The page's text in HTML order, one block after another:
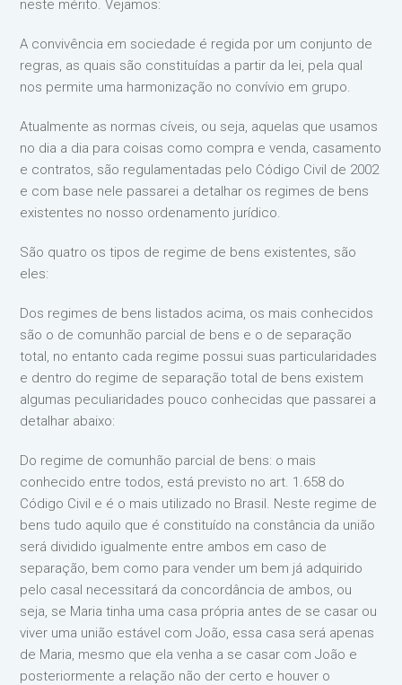
neste mérito. Vejamos:
A convivência em sociedade é regida por um conjunto de
regras, as quais são constituídas a partir da lei, pela qual
nos permite uma harmonização no convívio em grupo.
Atualmente as normas cíveis, ou seja, aquelas que usamos
no dia a dia para coisas como compra e venda, casamento
e contratos, são regulamentadas pelo Código Civil de 2002
e com base nele passarei a detalhar os regimes de bens
existentes no nosso ordenamento jurídico.
São quatro os tipos de regime de bens existentes, são
eles:
Dos regimes de bens listados acima, os mais conhecidos
são o de comunhão parcial de bens e o de separação
total, no entanto cada regime possui suas particularidades
e dentro do regime de separação total de bens existem
algumas peculiaridades pouco conhecidas que passarei a
detalhar abaixo:
Do regime de comunhão parcial de bens: o mais
conhecido entre todos, está previsto no art. 1.658 do
Código Civil e é o mais utilizado no Brasil. Neste regime de
bens tudo aquilo que é constituído na constância da união
será dividido igualmente entre ambos em caso de
separação, bem como para vender um bem já adquirido
pelo casal necessitará da concordância de ambos, ou
seja, se Maria tinha uma casa própria antes de se casar ou
viver uma união estável com João, essa casa será apenas
de Maria, mesmo que ela venha a se casar com João e
posteriormente a relação não der certo e houver o